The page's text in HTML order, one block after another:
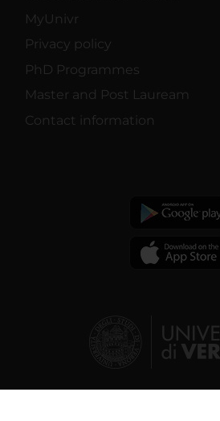
MyUnivr
Privacy policy
PhD Programmes
Master and Post Lauream
Contact information